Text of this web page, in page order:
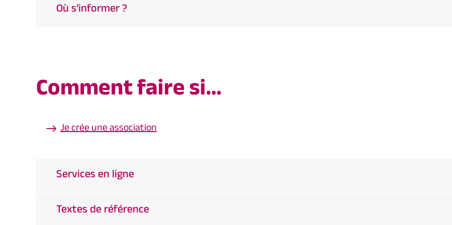
Où s’informer ?
Comment faire si…
Je crée une association
Services en ligne
Textes de référence